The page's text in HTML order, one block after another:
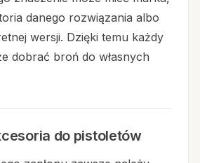
danego rozwiązania albo
wersji. Dzięki temu każdy
dobrać broń do własnych
do pistoletów